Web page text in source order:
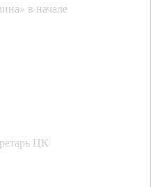
в начале
ЦК